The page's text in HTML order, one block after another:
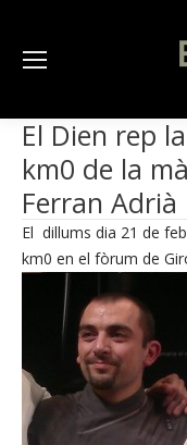
El Dien rep
km0 de la
Ferran Adrià
El dillums dia 21 de
km0 en el fòrum de